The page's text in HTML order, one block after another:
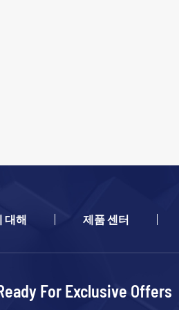
대해 제품 센터
For Exclusive Offers